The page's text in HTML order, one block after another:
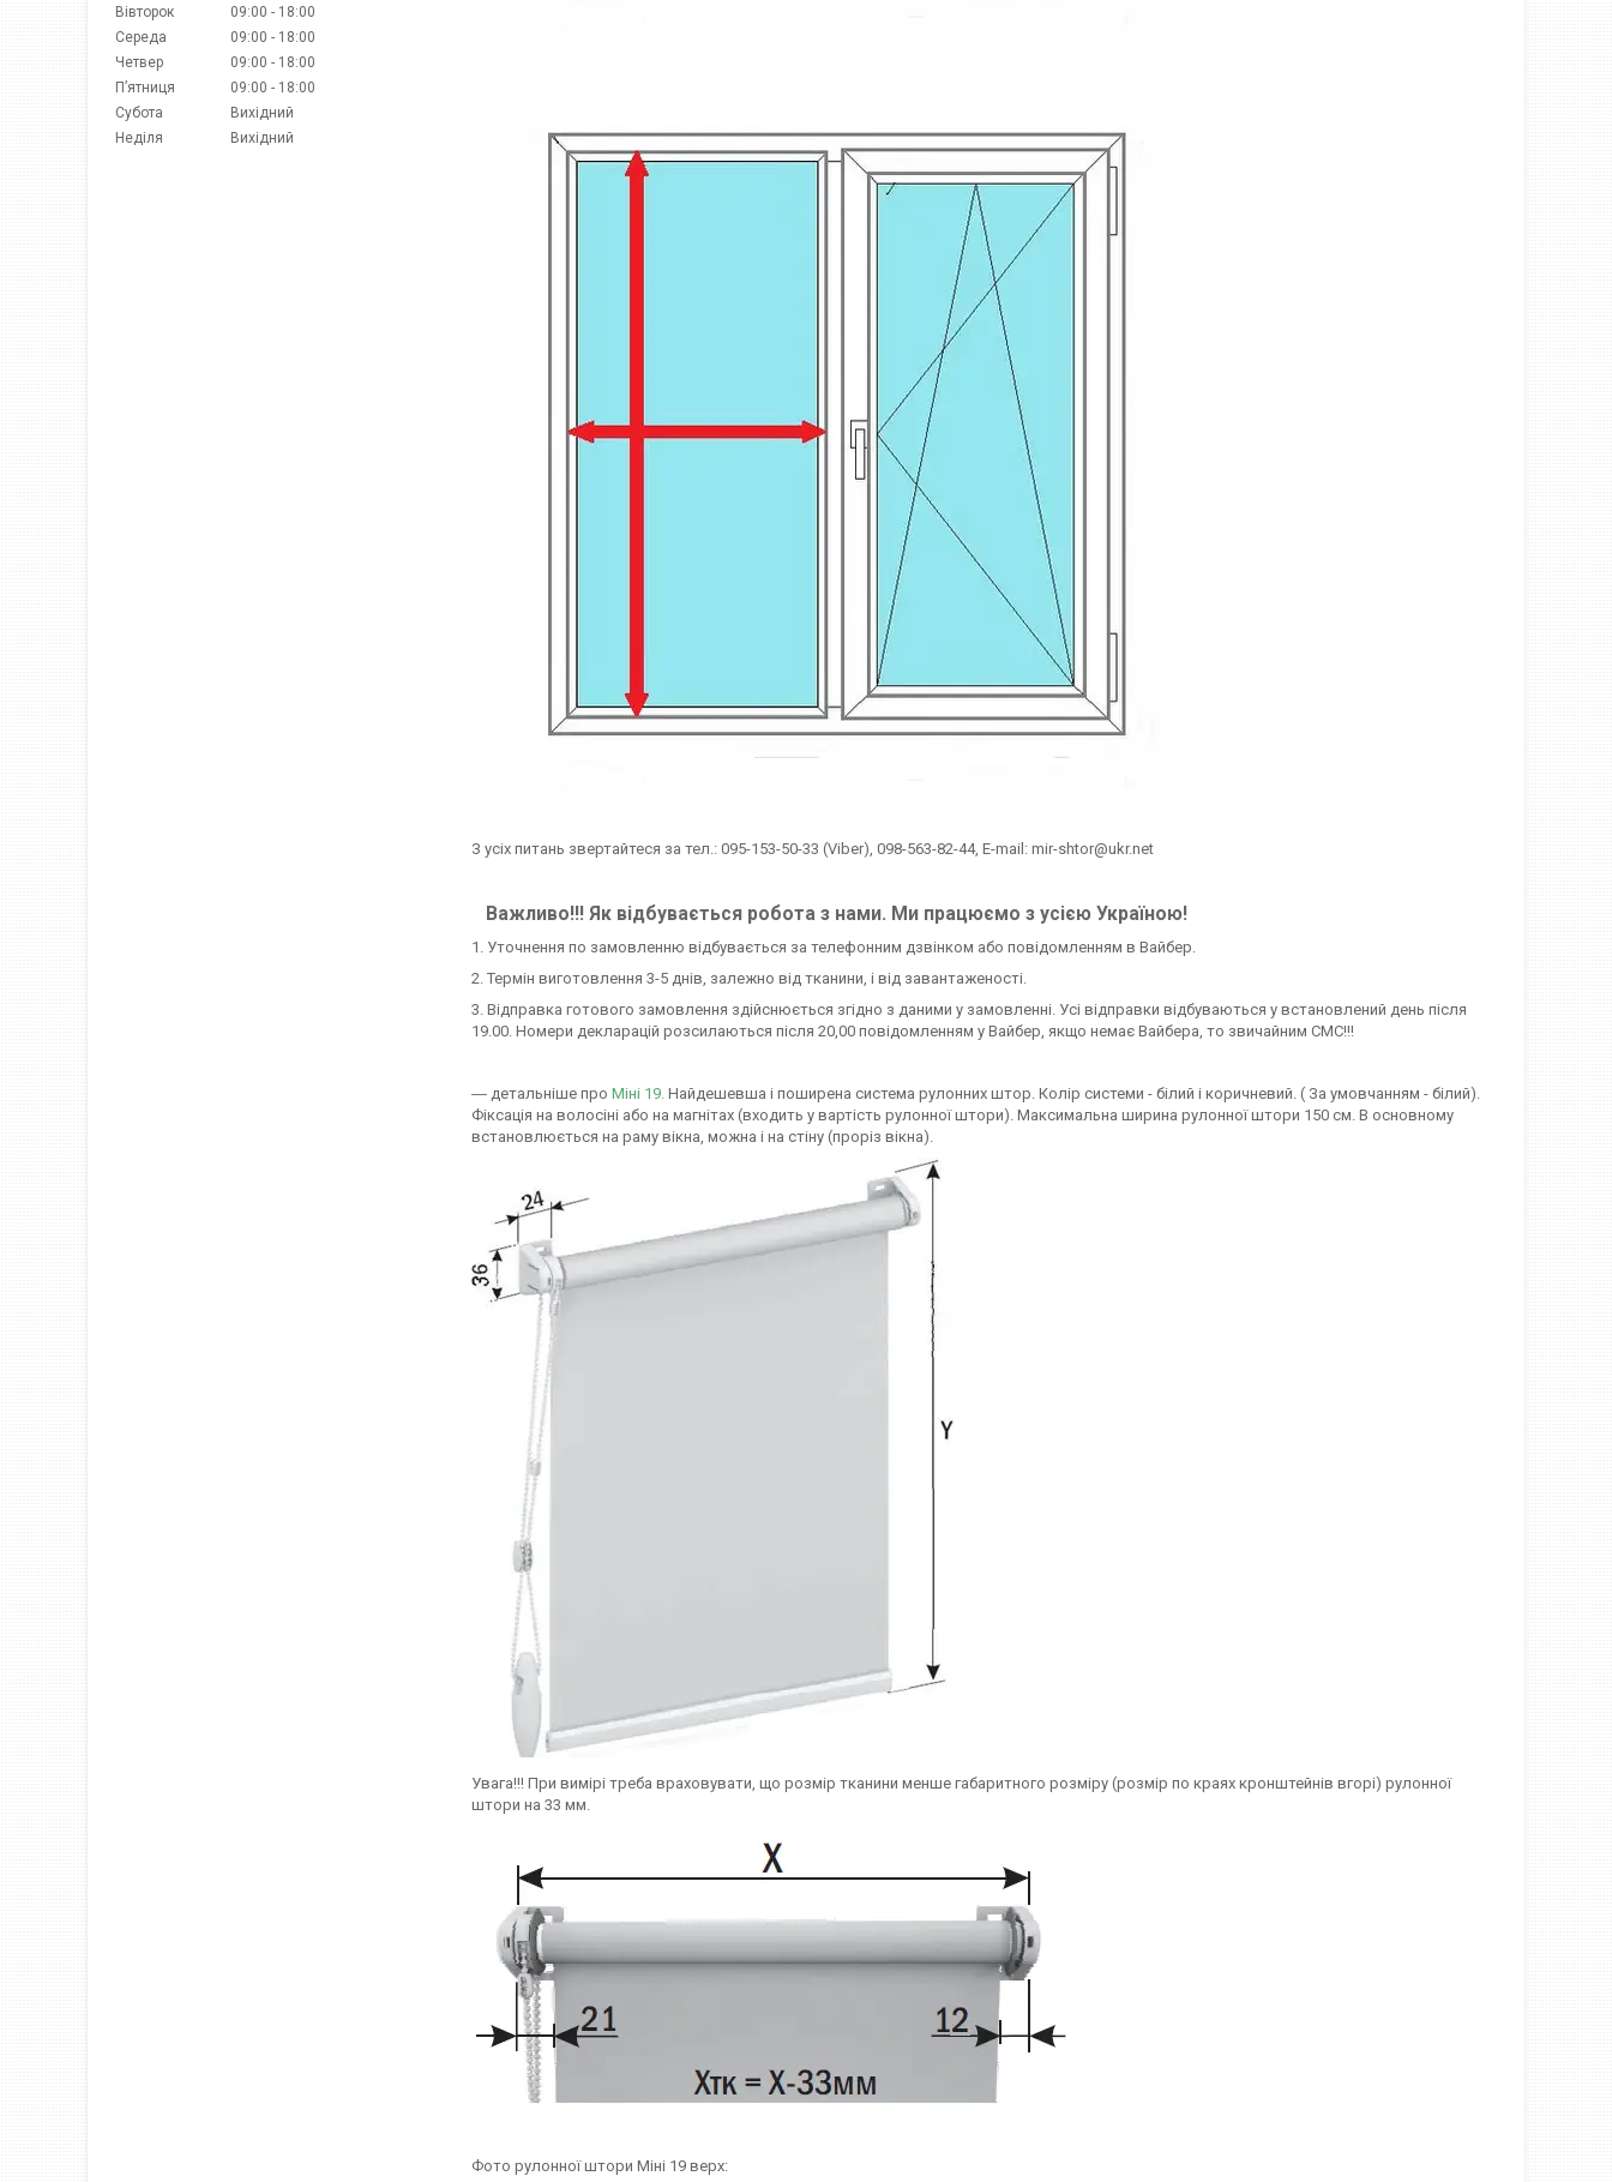
З усіх питань звертайтеся за тел.: 095-153-50-33 (Viber), 098-563-82-44, E-mail: mir-shtor@ukr.net
Важливо!!! Як відбувається робота з нами. Ми працюємо з усією Україною!
1. Уточнення по замовленню відбувається за телефонним дзвінком або повідомленням в Вайбер.
2. Термін виготовлення 3-5 днів, залежно від тканини, і від завантаженості.
3. Відправка готового замовлення здійснюється згідно з даними у замовленні. Усі відправки відбуваються у встановлений день після
19.00. Номери декларацій розсилаються після 20,00 повідомленням у Вайбер, якщо немає Вайбера, то звичайним СМС!!!
― детальніше про Міні 19. Найдешевша і поширена система рулонних штор. Колір системи - білий і коричневий. ( За умовчанням - білий).
Фіксація на волосіні або на магнітах (входить у вартість рулонної штори). Максимальна ширина рулонної штори 150 см. В основному
встановлюється на раму вікна, можна і на стіну (проріз вікна).
Увага!!! При вимірі треба враховувати, що розмір тканини менше габаритного розміру (розмір по краях кронштейнів вгорі) рулонної
штори на 33 мм.
Фото рулонної штори Міні 19 верх:
Вівторок
09:00
18:00
Середа
09:00
18:00
Четвер
09:00
18:00
Пʼятниця
09:00
18:00
Субота
Вихідний
Неділя
Вихідний